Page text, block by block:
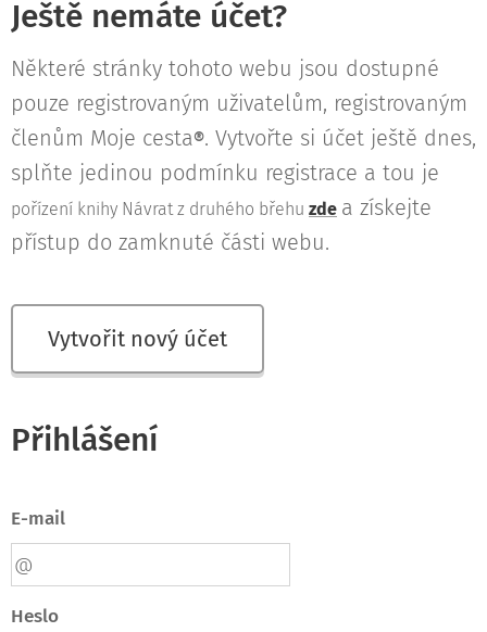
Ještě nemáte účet?
Některé stránky tohoto webu jsou dostupné
pouze registrovaným uživatelům, registrovaným
členům Moje cesta®. Vytvořte si účet ještě dnes,
splňte jedinou podmínku registrace a tou je
pořízení knihy Návrat z druhého břehu zde a získejte
přístup do zamknuté části webu.
Vytvořit nový účet
Přihlášení
E-mail
Heslo